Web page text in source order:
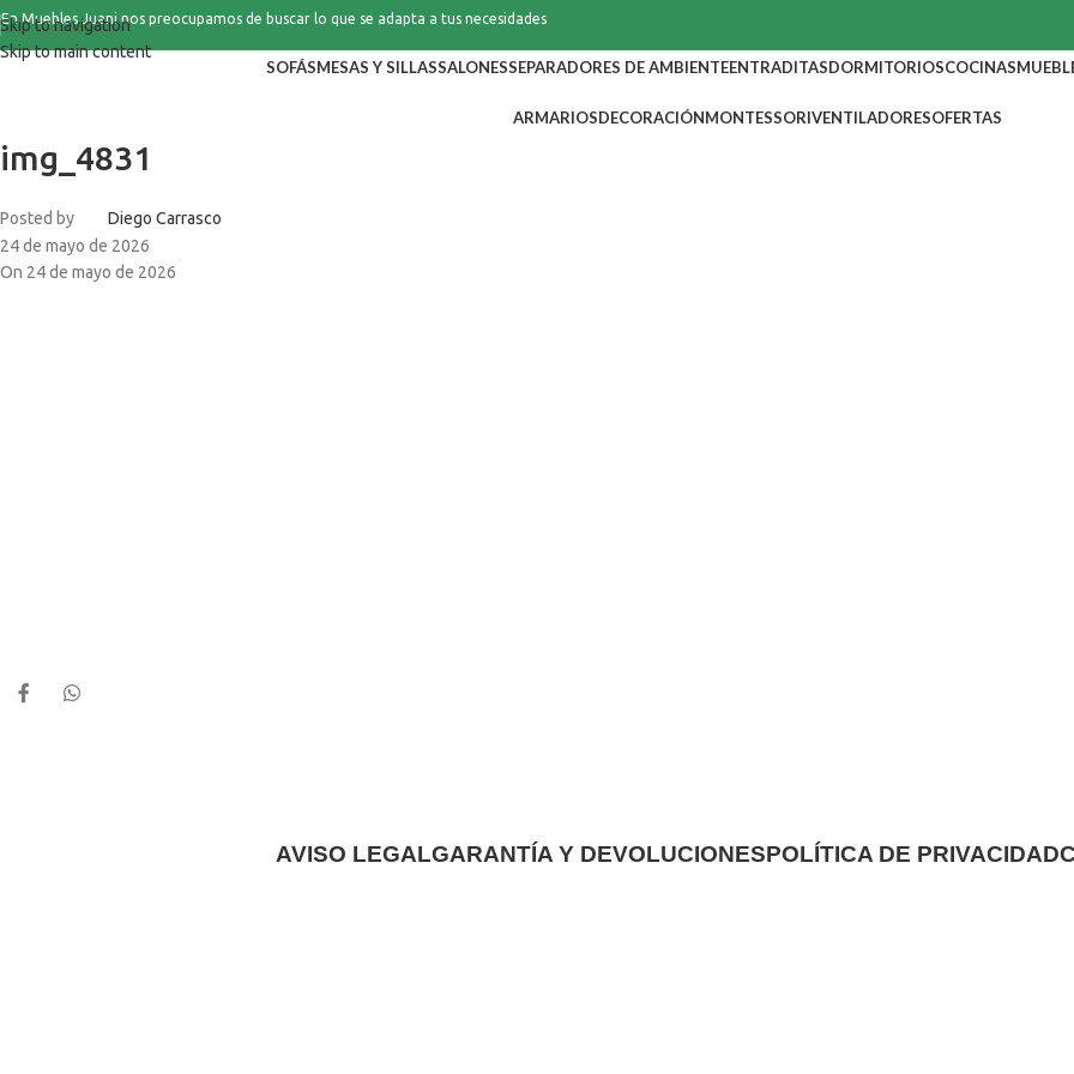
Skip to navigation
Skip to main content
En Muebles Juani nos preocupamos de buscar lo que se adapta a tus necesidades
SOFÁSMESAS Y SILLASSALONESSEPARADORES DE AMBIENTEENTRADITASDORMITORIOSCOCINAS
ARMARIOSDECORACIÓNMONTESSORIVENTILADORESOFERTAS
img_4831
Posted by
Diego Carrasco
24 de mayo de 2026
On 24 de mayo de 2026
AVISO LEGALGARANTÍA Y DEVOLUCIONESPOLÍTICA DE PRIVACIDAD